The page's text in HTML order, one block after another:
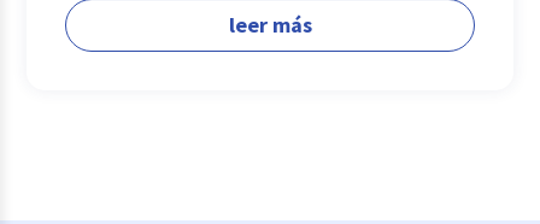
leer más